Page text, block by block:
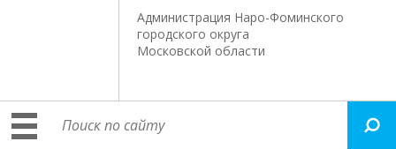
Администрация Наро-Фоминского
городского округа
Московской области